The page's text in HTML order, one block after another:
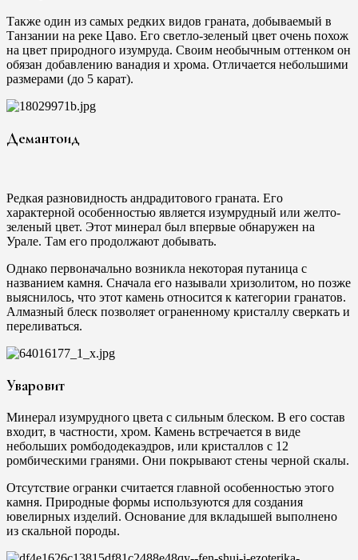
Также один из самых редких видов граната, добываемый в
Танзании на реке Цаво. Его светло-зеленый цвет очень похож
на цвет природного изумруда. Своим необычным оттенком он
обязан добавлению ванадия и хрома. Отличается небольшими
размерами (до 5 карат).
Демантоид
Редкая разновидность андрадитового граната. Его
характерной особенностью является изумрудный или желто-
зеленый цвет. Этот минерал был впервые обнаружен на
Урале. Там его продолжают добывать.
Однако первоначально возникла некоторая путаница с
названием камня. Сначала его называли хризолитом, но позже
выяснилось, что этот камень относится к категории гранатов.
Алмазный блеск позволяет ограненному кристаллу сверкать и
переливаться.
Уваровит
Минерал изумрудного цвета с сильным блеском. В его состав
входит, в частности, хром. Камень встречается в виде
небольших ромбододекаэдров, или кристаллов с 12
ромбическими гранями. Они покрывают стены черной скалы.
Отсутствие огранки считается главной особенностью этого
камня. Природные формы используются для создания
ювелирных изделий. Основание для вкладышей выполнено
из скальной породы.